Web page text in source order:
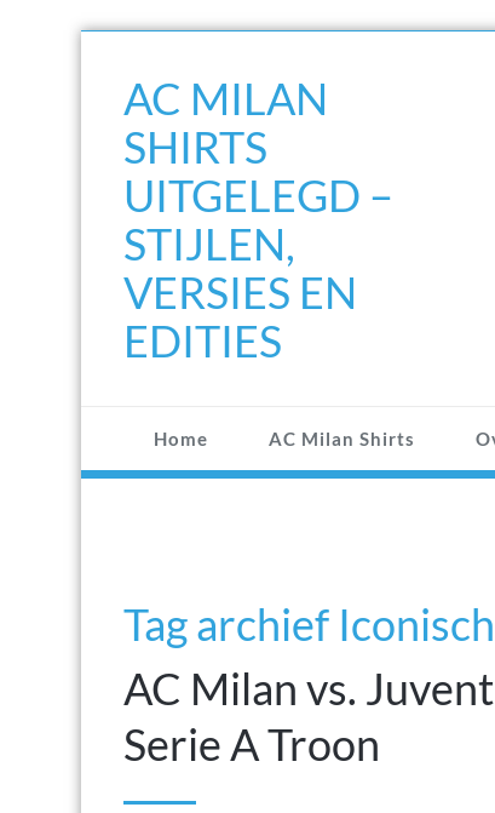
inhoudAC MILAN
SHIRTS
UITGELEGD –
STIJLEN,
VERSIES EN
EDITIES
Home AC Milan Shirts
Tag archief
AC Milan vs.
Serie A Troon